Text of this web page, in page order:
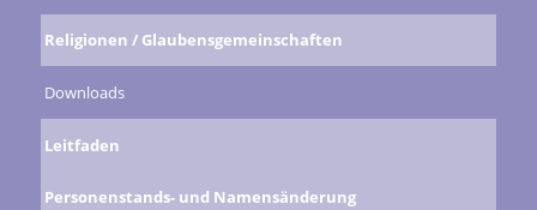
Religionen / Glaubensgemeinschaften
Downloads
Leitfaden
Personenstands- und Namensänderung